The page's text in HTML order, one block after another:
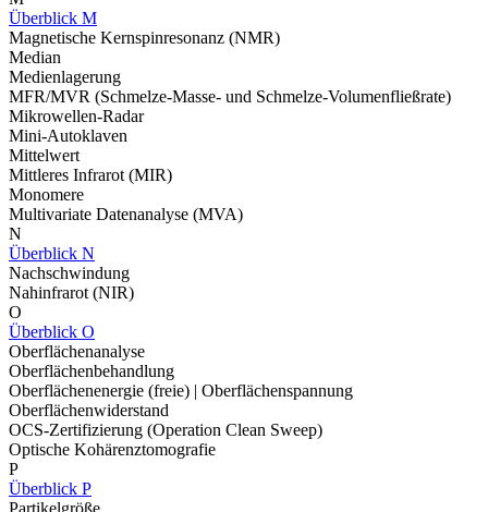
Überblick M
Magnetische Kernspinresonanz (NMR)
Median
Medienlagerung
MFR/MVR (Schmelze-Masse- und Schmelze-Volumenfließrate)
Mikrowellen-Radar
Mini-Autoklaven
Mittelwert
Mittleres Infrarot (MIR)
Monomere
Multivariate Datenanalyse (MVA)
N
Überblick N
Nachschwindung
Nahinfrarot (NIR)
O
Überblick O
Oberflächenanalyse
Oberflächenbehandlung
Oberflächenenergie (freie) | Oberflächenspannung
Oberflächenwiderstand
OCS-Zertifizierung (Operation Clean Sweep)
Optische Kohärenztomografie
P
Überblick P
Partikelgröße